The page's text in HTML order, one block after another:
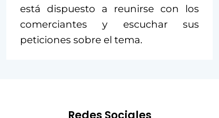
está dispuesto a reunirse con los
comerciantes y escuchar sus
peticiones sobre el tema.